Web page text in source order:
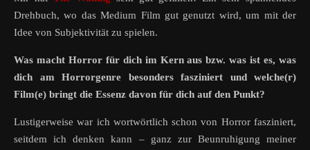
Drehbuch, wo das Medium Film gut genutzt wird, um mit der
Idee von Subjektivität zu spielen.
Was macht Horror für dich im Kern aus bzw. was ist es, was
dich am Horrorgenre besonders fasziniert und welche(r)
Film(e) bringt die Essenz davon für dich auf den Punkt?
Lustigerweise war ich wortwörtlich schon von Horror fasziniert,
seitdem ich denken kann – ganz zur Beunruhigung meiner